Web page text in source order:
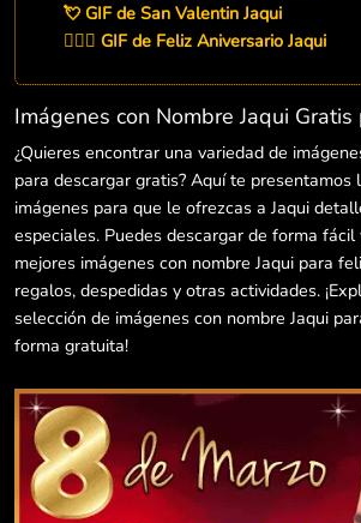
💘 GIF de San Valentin Jaqui
👨‍❤️‍👨 GIF de Feliz Aniversario Jaqui
Imágenes con Nombre Jaqui
¿Quieres encontrar una variedad de
para descargar gratis? Aquí te presentamos
imágenes para que le ofrezcas a Jaqui
especiales. Puedes descargar de forma
mejores imágenes con nombre Jaqui para
regalos, despedidas y otras actividades.
selección de imágenes con nombre Jaqui
forma gratuita!